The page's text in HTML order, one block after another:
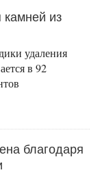
камней из
удаления
в 92
благодаря